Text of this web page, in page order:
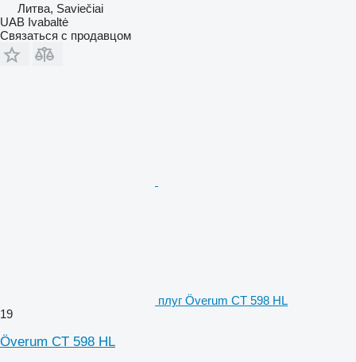
Литва, Saviečiai
UAB Ivabaltė
Связаться с продавцом
плуг Överum CT 598 HL
19
Överum CT 598 HL